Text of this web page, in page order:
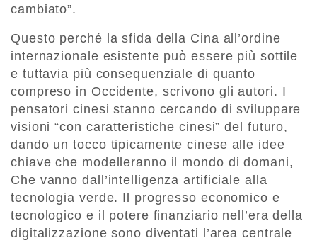
cambiato”.
Questo perché la sfida della Cina all’ordine
internazionale esistente può essere più sottile
e tuttavia più consequenziale di quanto
compreso in Occidente, scrivono gli autori. I
pensatori cinesi stanno cercando di sviluppare
visioni “con caratteristiche cinesi” del futuro,
dando un tocco tipicamente cinese alle idee
chiave che modelleranno il mondo di domani,
Che vanno dall’intelligenza artificiale alla
tecnologia verde. Il progresso economico e
tecnologico e il potere finanziario nell’era della
digitalizzazione sono diventati l’area centrale